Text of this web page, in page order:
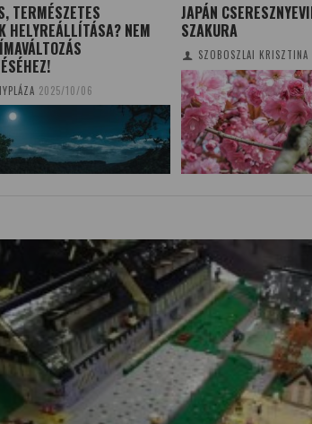
TERMÉSZETES
HELYREÁLLÍTÁSA? NEM
2025/10/06
JAPÁN
SZAKURA
SZOBOSZLAI KRISZTINA